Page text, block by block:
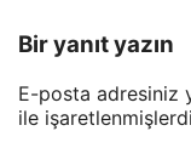
Bir yanıt yazın
E-posta adresiniz
ile